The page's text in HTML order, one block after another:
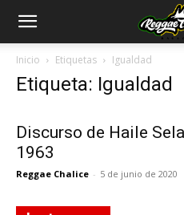
Inicio Etiquetas Igualdad
Etiqueta: Igualdad
Discurso de Haile
1963
Reggae Chalice - 5 de junio de 2020